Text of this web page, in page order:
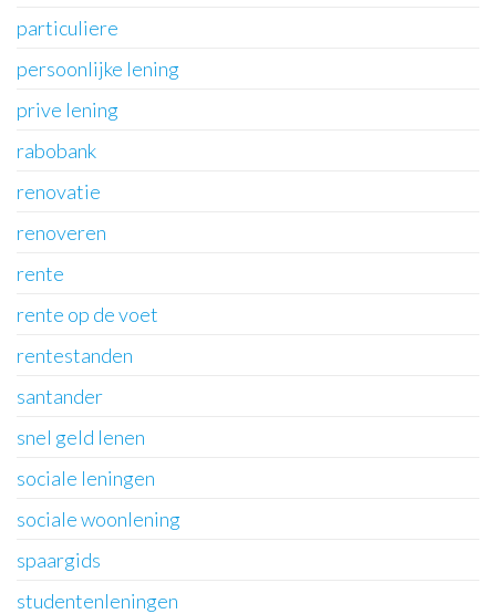
particuliere
persoonlijke lening
prive lening
rabobank
renovatie
renoveren
rente
rente op de voet
rentestanden
santander
snel geld lenen
sociale leningen
sociale woonlening
spaargids
studentenleningen